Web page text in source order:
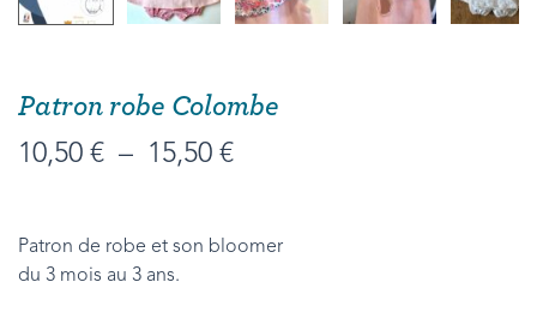
Patron robe Colombe
10,50 € – 15,50 €
Patron de robe et son bloomer
du 3 mois au 3 ans.